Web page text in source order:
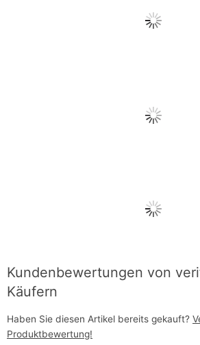
Kundenbewertungen von
Käufern
Haben Sie diesen Artikel bereits gekauft?
Produktbewertung!